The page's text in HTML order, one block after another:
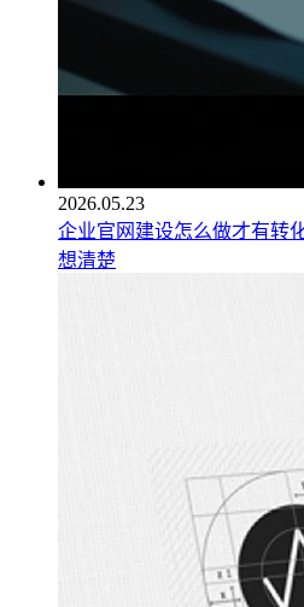
2026.05.23
企业官网建设怎么做才有转
想清楚